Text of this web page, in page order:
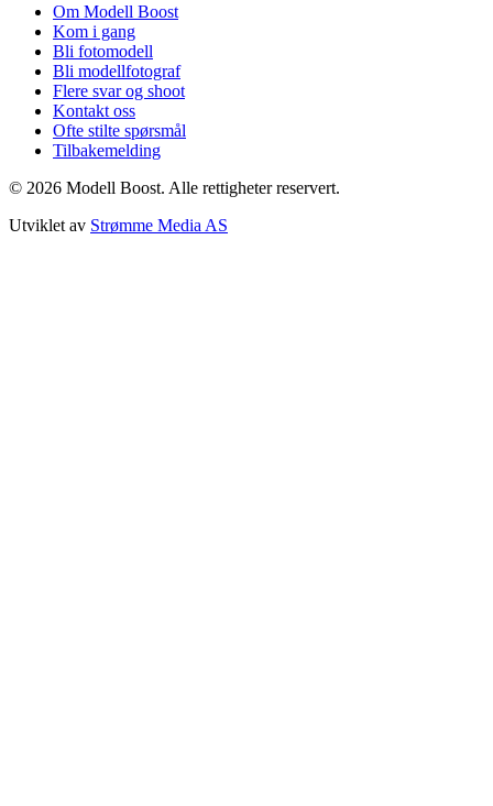
Om Modell Boost
Kom i gang
Bli fotomodell
Bli modellfotograf
Flere svar og shoot
Kontakt oss
Ofte stilte spørsmål
Tilbakemelding
© 2026 Modell Boost. Alle rettigheter reservert.
Utviklet av Strømme Media AS